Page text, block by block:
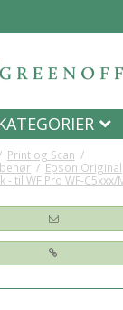
/ Print og Scan /
/ Epson Original
til WF Pro WF-C5xxx/